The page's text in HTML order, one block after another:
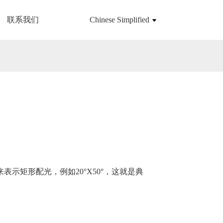
联系我们 Chinese Simplified
示矩形配光，例如20°X50°，这就是典